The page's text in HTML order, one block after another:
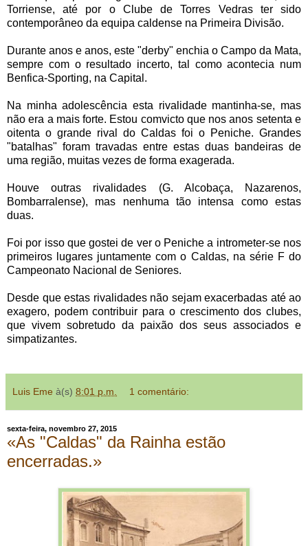
Torriense, até por o Clube de Torres Vedras ter sido
contemporâneo da equipa caldense na Primeira Divisão.
Durante anos e anos, este "derby" enchia o Campo da Mata,
sempre com o resultado incerto, tal como acontecia num
Benfica-Sporting, na Capital.
Na minha adolescência esta rivalidade mantinha-se, mas
não era a mais forte. Estou comvicto que nos anos setenta e
oitenta o grande rival do Caldas foi o Peniche. Grandes
"batalhas" foram travadas entre estas duas bandeiras de
uma região, muitas vezes de forma exagerada.
Houve outras rivalidades (G. Alcobaça, Nazarenos,
Bombarralense), mas nenhuma tão intensa como estas
duas.
Foi por isso que gostei de ver o Peniche a intrometer-se nos
primeiros lugares juntamente com o Caldas, na série F do
Campeonato Nacional de Seniores.
Desde que estas rivalidades não sejam exacerbadas até ao
exagero, podem contribuir para o crescimento dos clubes,
que vivem sobretudo da paixão dos seus associados e
simpatizantes.
Luis Eme à(s) 8:01 p.m. 1 comentário:
sexta-feira, novembro 27, 2015
«As "Caldas" da Rainha estão
encerradas.»